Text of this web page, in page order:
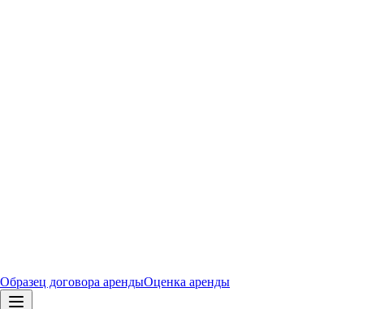
Образец договора арендыОценка аренды